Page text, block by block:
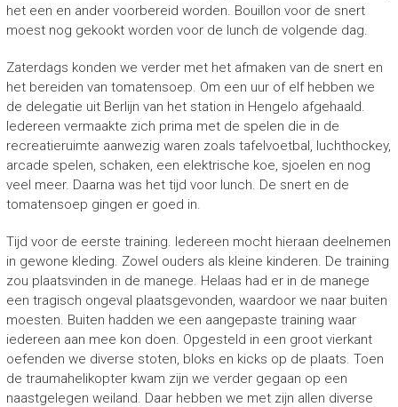
het een en ander voorbereid worden. Bouillon voor de snert
moest nog gekookt worden voor de lunch de volgende dag.
Zaterdags konden we verder met het afmaken van de snert en
het bereiden van tomatensoep. Om een uur of elf hebben we
de delegatie uit Berlijn van het station in Hengelo afgehaald.
Iedereen vermaakte zich prima met de spelen die in de
recreatieruimte aanwezig waren zoals tafelvoetbal, luchthockey,
arcade spelen, schaken, een elektrische koe, sjoelen en nog
veel meer. Daarna was het tijd voor lunch. De snert en de
tomatensoep gingen er goed in.
Tijd voor de eerste training. Iedereen mocht hieraan deelnemen
in gewone kleding. Zowel ouders als kleine kinderen. De training
zou plaatsvinden in de manege. Helaas had er in de manege
een tragisch ongeval plaatsgevonden, waardoor we naar buiten
moesten. Buiten hadden we een aangepaste training waar
iedereen aan mee kon doen. Opgesteld in een groot vierkant
oefenden we diverse stoten, bloks en kicks op de plaats. Toen
de traumahelikopter kwam zijn we verder gegaan op een
naastgelegen weiland. Daar hebben we met zijn allen diverse